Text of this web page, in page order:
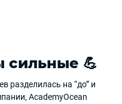
сильные 💪
разделилась на “до” и
AcademyOcean